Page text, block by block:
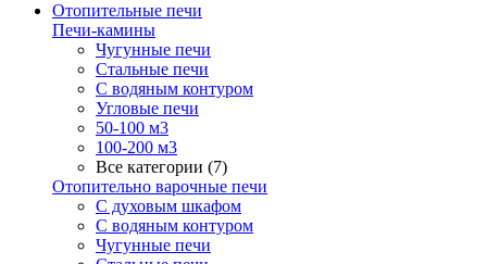
Отопительные печи
Печи-камины
Чугунные печи
Стальные печи
С водяным контуром
Угловые печи
50-100 м3
100-200 м3
Все категории (7)
Отопительно варочные печи
С духовым шкафом
С водяным контуром
Чугунные печи